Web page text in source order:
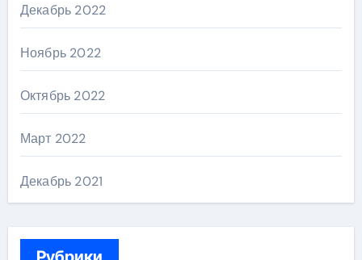
Декабрь 2022
Ноябрь 2022
Октябрь 2022
Март 2022
Декабрь 2021